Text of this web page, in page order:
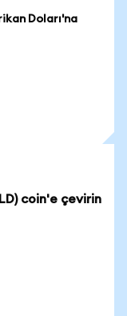
Doları'na
coin'e çevirin